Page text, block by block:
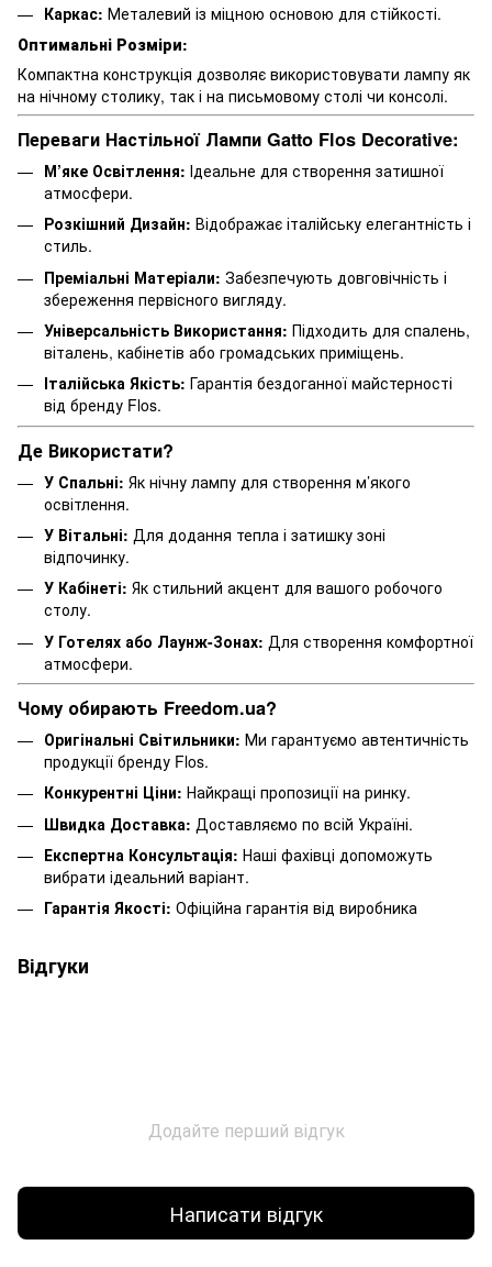
Каркас: Металевий із міцною основою для стійкості.
Оптимальні Розміри:
Компактна конструкція дозволяє використовувати лампу як
на нічному столику, так і на письмовому столі чи консолі.
Переваги Настільної Лампи Gatto Flos Decorative:
М’яке Освітлення: Ідеальне для створення затишної
атмосфери.
Розкішний Дизайн: Відображає італійську елегантність і
стиль.
Преміальні Матеріали: Забезпечують довговічність і
збереження первісного вигляду.
Універсальність Використання: Підходить для спалень,
віталень, кабінетів або громадських приміщень.
Італійська Якість: Гарантія бездоганної майстерності
від бренду Flos.
Де Використати?
У Спальні: Як нічну лампу для створення м’якого
освітлення.
У Вітальні: Для додання тепла і затишку зоні
відпочинку.
У Кабінеті: Як стильний акцент для вашого робочого
столу.
У Готелях або Лаунж-Зонах: Для створення комфортної
атмосфери.
Чому обирають Freedom.ua?
Оригінальні Світильники: Ми гарантуємо автентичність
продукції бренду Flos.
Конкурентні Ціни: Найкращі пропозиції на ринку.
Швидка Доставка: Доставляємо по всій Україні.
Експертна Консультація: Наші фахівці допоможуть
вибрати ідеальний варіант.
Гарантія Якості: Офіційна гарантія від виробника
Відгуки
Додайте перший відгук
Написати відгук